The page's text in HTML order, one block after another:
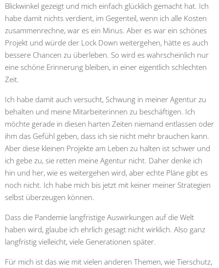
Blickwinkel gezeigt und mich einfach glücklich gemacht hat. Ich
habe damit nichts verdient, im Gegenteil, wenn ich alle Kosten
zusammenrechne, war es ein Minus. Aber es war ein schönes
Projekt und würde der Lock Down weitergehen, hätte es auch
bessere Chancen zu überleben. So wird es wahrscheinlich nur
eine schöne Erinnerung bleiben, in einer eigentlich schlechten
Zeit.
Ich habe damit auch versucht, Schwung in meiner Agentur zu
behalten und meine Mitarbeiterinnen zu beschäftigen. Ich
möchte gerade in diesen harten Zeiten niemand entlassen oder
ihm das Gefühl geben, dass ich sie nicht mehr brauchen kann.
Aber diese kleinen Projekte am Leben zu halten ist schwer und
ich gebe zu, sie retten meine Agentur nicht. Daher denke ich
hin und her, wie es weitergehen wird, aber echte Pläne gibt es
noch nicht. Ich habe mich bis jetzt mit keiner meiner Strategien
selbst überzeugen können.
Dass die Pandemie langfristige Auswirkungen auf die Welt
haben wird, glaube ich ehrlich gesagt nicht wirklich. Also ganz
langfristig vielleicht, viele Generationen später.
Für mich ist das wie mit vielen anderen Themen, wie Tierschutz,